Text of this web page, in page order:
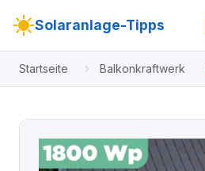
Solaranlage-Tipps
Startseite Balkonkraftwerk